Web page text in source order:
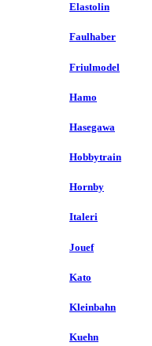
Elastolin
Faulhaber
Friulmodel
Hamo
Hasegawa
Hobbytrain
Hornby
Italeri
Jouef
Kato
Kleinbahn
Kuehn